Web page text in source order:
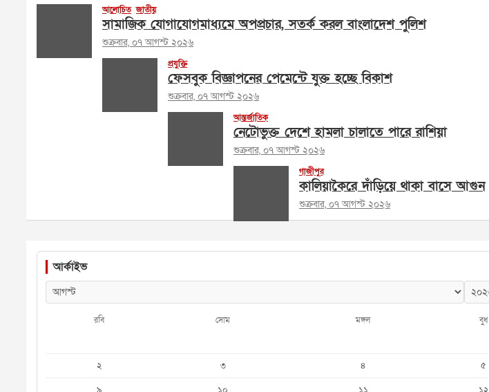
আলোচিত জাতীয়
সামাজিক যোগাযোগমাধ্যমে অপপ্রচার, সতর্ক করল বাংলাদেশ পুলিশ
শুক্রবার, ০৭ আগস্ট ২০২৬
প্রযুক্তি
ফেসবুক বিজ্ঞাপনের পেমেন্টে যুক্ত হচ্ছে বিকাশ
শুক্রবার, ০৭ আগস্ট ২০২৬
আন্তর্জাতিক
নেটোভুক্ত দেশে হামলা চালাতে পারে রাশিয়া
শুক্রবার, ০৭ আগস্ট ২০২৬
গাজীপুর
কালিয়াকৈরে দাঁড়িয়ে থাকা বাসে আগুন
শুক্রবার, ০৭ আগস্ট ২০২৬
আর্কাইভ
রবি সোম মঙ্গল বুধ
২
৩ ৪ ৫